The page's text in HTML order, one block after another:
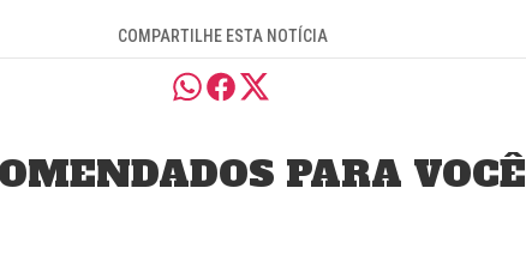
COMPARTILHE ESTA NOTÍCIA
PARA VOCÊ